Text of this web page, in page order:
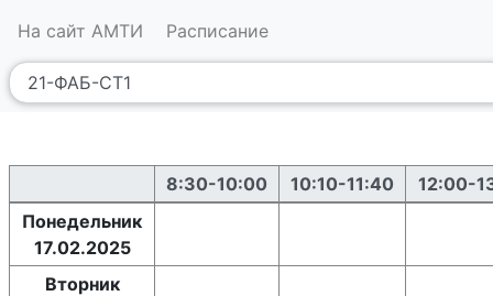
На сайт АМТИ Расписание
8:30-10:00 10:10-11:40
12:00-
Понедельник
17.02.2025
Вторник